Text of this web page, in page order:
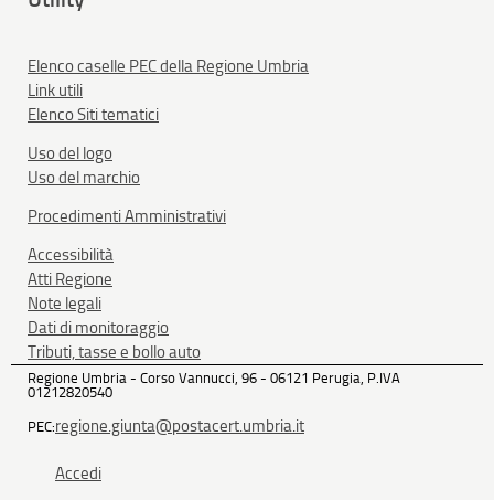
Elenco caselle PEC della Regione Umbria
Link utili
Elenco Siti tematici
Uso del logo
Uso del marchio
Procedimenti Amministrativi
Accessibilità
Atti Regione
Note legali
Dati di monitoraggio
Tributi, tasse e bollo auto
Regione Umbria - Corso Vannucci, 96 - 06121 Perugia, P.IVA
01212820540
PEC:regione.giunta@postacert.umbria.it
Accedi